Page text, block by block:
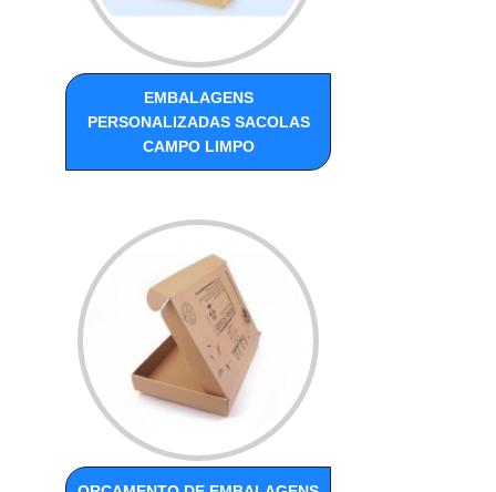
EMBALAGENS
PERSONALIZADAS SACOLAS
CAMPO LIMPO